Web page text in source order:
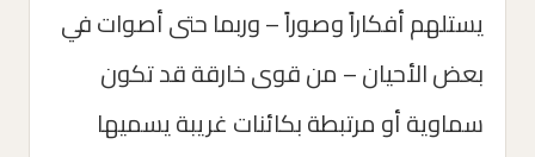
يستلهم أفكاراً وصوراً – وربما حتى أصوات في
بعض الأحيان – من قوى خارقة قد تكون
سماوية أو مرتبطة بكائنات غريبة يسميها